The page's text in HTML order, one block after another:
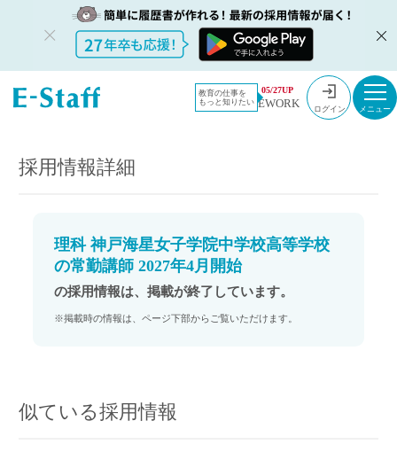
教育の仕事を
もっと知りたい
05/27UP
EWORK ログイン
教員採用情
報のイー・
採用情報
理科 神戸海星女子学院中学校高等学校の常勤講師 2027年4月開始
採用情報詳細
理科 神戸海星女子学院中学校高等学校
の常勤講師 2027年4月開始
の採用情報は、掲載が終了しています。
※掲載時の情報は、ページ下部からご覧いただけます。
似ている採用情報